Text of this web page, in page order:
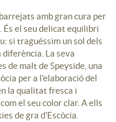
amb gran cura per
És el seu delicat equilibri
si traguéssim un sol dels
La seva
de malt de Speyside, una
per a l'elaboració del
la qualitat fresca i
el seu color clar. A ells
de gra d'Escòcia.